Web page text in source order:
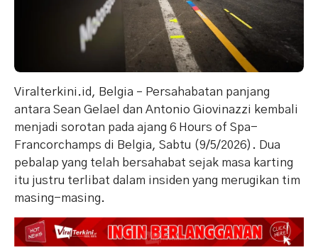
Viralterkini.id, Belgia – Persahabatan panjang
antara Sean Gelael dan Antonio Giovinazzi kembali
menjadi sorotan pada ajang 6 Hours of Spa-
Francorchamps di Belgia, Sabtu (9/5/2026). Dua
pebalap yang telah bersahabat sejak masa karting
itu justru terlibat dalam insiden yang merugikan tim
masing-masing.